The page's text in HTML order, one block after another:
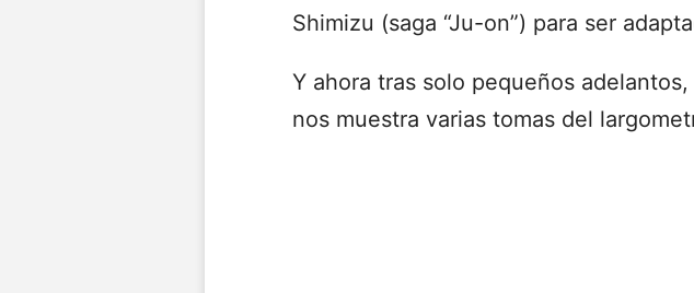
Shimizu (saga “Ju-on”) para ser
Y ahora tras solo pequeños
nos muestra varias tomas del